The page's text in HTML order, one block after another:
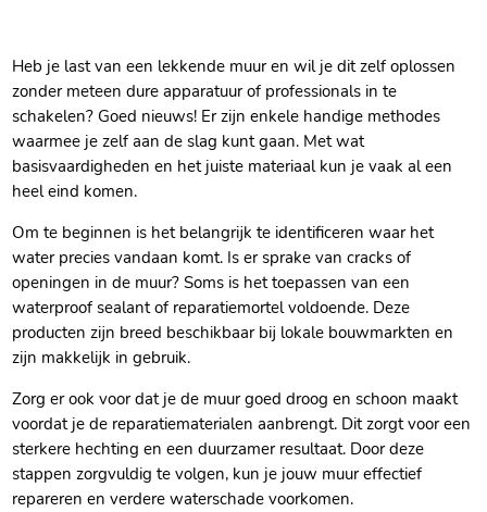
Heb je last van een lekkende muur en wil je dit zelf oplossen
zonder meteen dure apparatuur of professionals in te
schakelen? Goed nieuws! Er zijn enkele handige methodes
waarmee je zelf aan de slag kunt gaan.​ Met wat
basisvaardigheden en het juiste materiaal kun je vaak al een
heel eind komen.​
Om te beginnen is het belangrijk te identificeren waar het
water precies vandaan komt.​ Is er sprake van cracks of
openingen in de muur? Soms is het toepassen van een
waterproof sealant of reparatiemortel voldoende.​ Deze
producten zijn breed beschikbaar bij lokale bouwmarkten en
zijn makkelijk in gebruik.​
Zorg er ook voor dat je de muur goed droog en schoon maakt
voordat je de reparatiematerialen aanbrengt.​ Dit zorgt voor een
sterkere hechting en een duurzamer resultaat.​ Door deze
stappen zorgvuldig te volgen, kun je jouw muur effectief
repareren en verdere waterschade voorkomen.​